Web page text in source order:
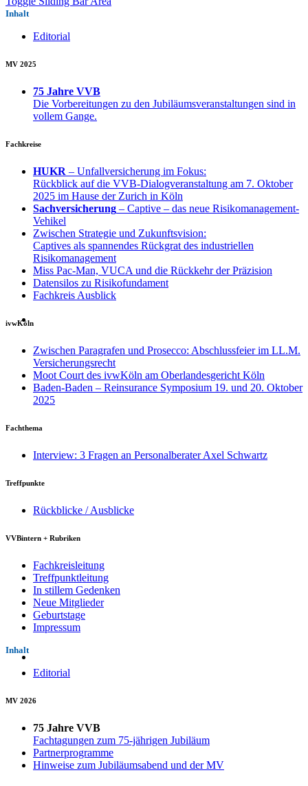
Inhalt
Editorial
MV 2025
75 Jahre VVB
Die Vorbereitungen zu den Jubiläumsveranstaltungen sind in
vollem Gange.
Fachkreise
HUKR – Unfallversicherung im Fokus:
Rückblick auf die VVB-Dialogveranstaltung am 7. Oktober
2025 im Hause der Zurich in Köln
Sachversicherung – Captive – das neue Risikomanagement-
Vehikel
Zwischen Strategie und Zukunftsvision:
Captives als spannendes Rückgrat des industriellen
Risikomanagement
Miss Pac-Man, VUCA und die Rückkehr der Präzision
Datensilos zu Risikofundament
Fachkreis Ausblick
ivwKöln
Zwischen Paragrafen und Prosecco: Abschlussfeier im LL.M.
Versicherungsrecht
Moot Court des ivwKöln am Oberlandesgericht Köln
Baden-Baden – Reinsurance Symposium 19. und 20. Oktober
2025
Fachthema
Interview: 3 Fragen an Personalberater Axel Schwartz
Treffpunkte
Rückblicke / Ausblicke
VVBintern + Rubriken
Fachkreisleitung
Treffpunktleitung
In stillem Gedenken
Neue Mitglieder
Geburtstage
Impressum
Inhalt
Editorial
MV 2026
75 Jahre VVB
Fachtagungen zum 75-jährigen Jubiläum
Partnerprogramme
Hinweise zum Jubiläumsabend und der MV